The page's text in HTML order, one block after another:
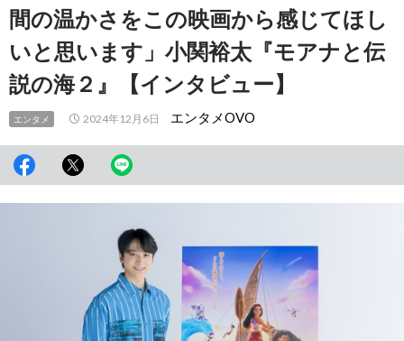
間の温かさをこの映画から感じてほし
いと思います」小関裕太『モアナと伝
説の海２』【インタビュー】
エンタメ 2024年12月6日 エンタメOVO